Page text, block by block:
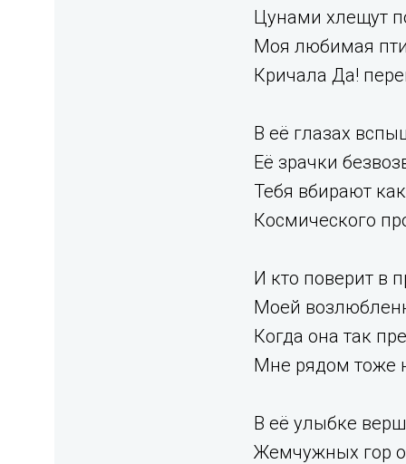
Цунами хлещут
Моя любимая
Кричала Да!
В её глазах
Её зрачки
Тебя вбирают
Космического
И кто поверит в
Моей
Когда она так
Мне рядом тоже
В её улыбке
Жемчужных гор